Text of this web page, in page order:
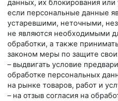
данных, их блокирования или
если персональные данные
устаревшими, неточными,
не являются необходимыми
обработки, а также
законом меры по защите
– выдвигать условие
обработке персональных
на рынке товаров, работ и
– на отзыв согласия на